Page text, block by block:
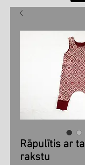
Rāpulītis ar
rakstu